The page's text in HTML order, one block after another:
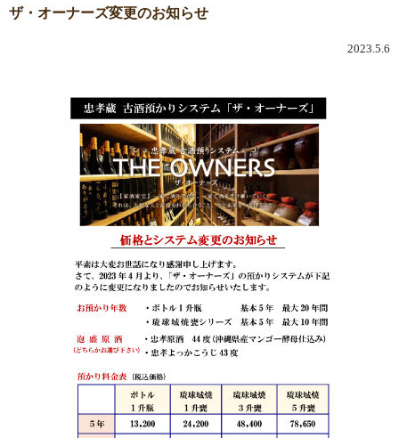
ザ・オーナーズ変更のお知らせ
2023.5.6